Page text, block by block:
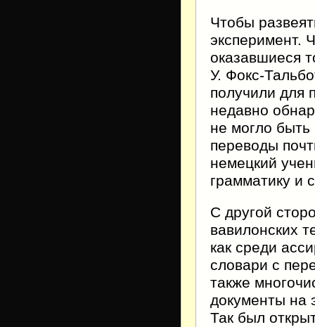
Чтобы
эксперимент.
оказавшиеся
У. Фокс-
получили для
недавно
не могло
переводы
немецкий
грамматику и
С другой
вавилонских
как среди
словари с
также
документы на
Так был